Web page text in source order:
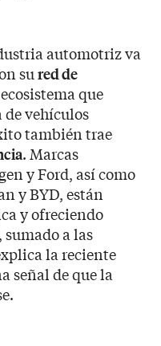
automotriz va
su red de
que
vehículos
también trae
. Marcas
y Ford, así como
y BYD, están
y ofreciendo
a las
la reciente
señal de que la